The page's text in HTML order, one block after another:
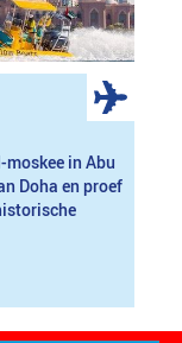
moskee in Abu
Doha en proef